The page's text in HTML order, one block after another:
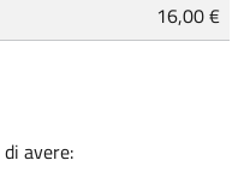
16,00 €
avere: